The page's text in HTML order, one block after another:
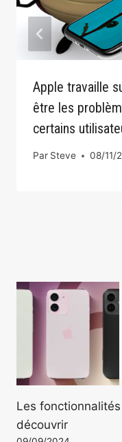
Apple travaille
être les
certains
Par Steve 08/11/
Les
découvrir